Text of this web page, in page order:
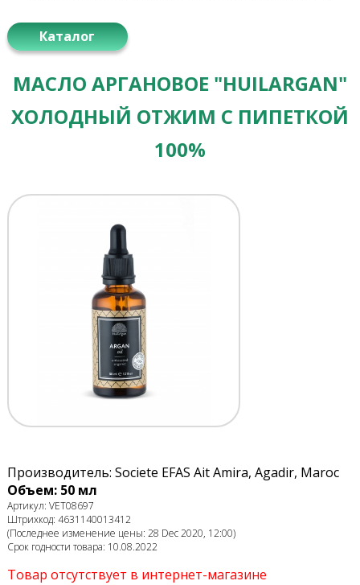
Каталог
МАСЛО АРГАНОВОЕ "HUILARGAN"
ХОЛОДНЫЙ ОТЖИМ С ПИПЕТКОЙ
100%
Производитель: Societe EFAS Ait Amira, Agadir, Maroc
Объем: 50 мл
Артикул: VET08697
Штрихкод: 4631140013412
(Последнее изменение цены: 28 Dec 2020, 12:00)
Срок годности товара: 10.08.2022
Товар отсутствует в интернет-магазине